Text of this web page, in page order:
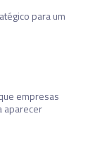
para um
empresas
aparecer